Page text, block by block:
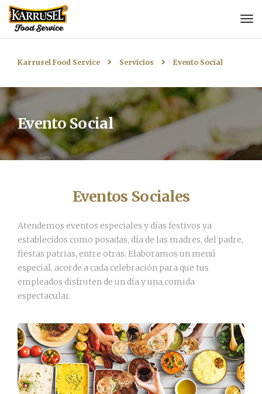
Karrusel Food Service Servicios Evento Social
Evento Social
Eventos Sociales
Atendemos eventos especiales y días festivos ya
establecidos como posadas, día de las madres, del padre,
fiestas patrias, entre otras. Elaboramos un menú
especial, acorde a cada celebración para que tus
empleados disfruten de un día y una comida
espectacular.